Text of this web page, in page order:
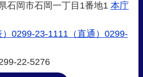
石岡市石岡一丁目1番地1 本庁
）0299-23-1111（直通）0299-
22-5276